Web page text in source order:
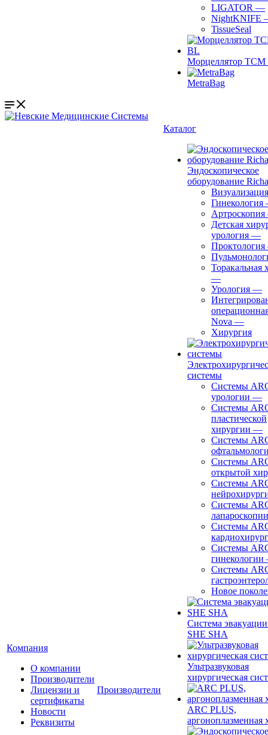
LIGATOR —
NightKNIFE
TissueSeal
Морцеллятор ТСМ
MetraBag
Компания
О компании
Производители
Лицензии и
сертификаты
Новости
Реквизиты
Производители
Каталог
Эндоскопическое
оборудование
Визуализация
Гинекология
Артроскопия
Детская
урология —
Проктология
Торакальная
—
Урология —
Nova —
Хирургия
системы
Системы
урологии —
Системы
пластической
хирургии —
Системы
Системы
открытой
Системы
Системы
лапароскопии
Системы
Системы
гинекологии
Системы
Новое
Система
SHE SHA
Ультразвуковая
хирургическая
ARC PLUS,
аргоноплазменная